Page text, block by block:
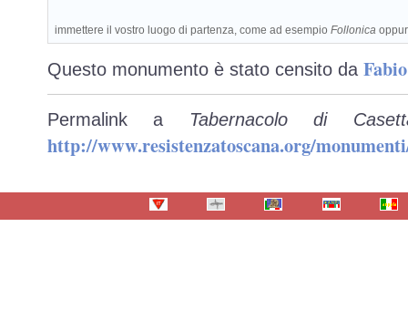
immettere il vostro luogo di partenza, come ad esempio Follonica
Questo monumento è stato censito da
Permalink a Tabernacolo di
http://www.resistenzatoscana.org/